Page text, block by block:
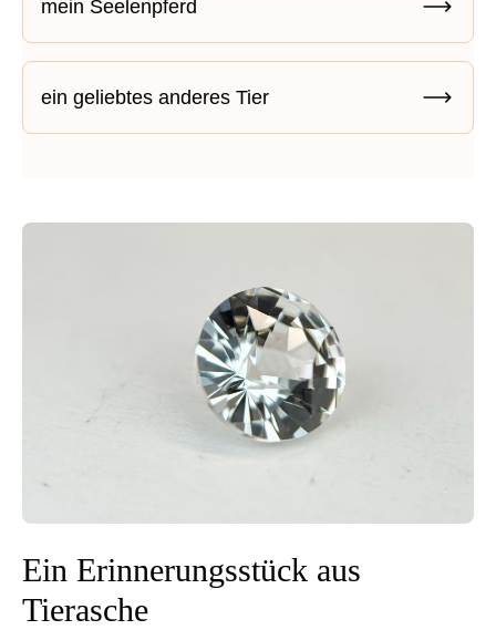
mein Seelenpferd
ein geliebtes anderes Tier
Ein Erinnerungsstück aus
Tierasche